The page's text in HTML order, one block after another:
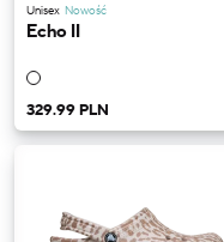
Unisex Nowość
Echo II
329.99 PLN